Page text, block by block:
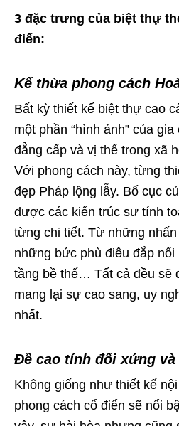
3 đặc trưng của biệt thự
điển:
Kế thừa phong cách
Bất kỳ thiết kế biệt thự cao
một phần “hình ảnh” của
đẳng cấp và vị thế trong xã
Với phong cách này, từng
đẹp Pháp lộng lẫy. Bố cục
được các kiến trúc sư tính
từng chi tiết. Từ những
những bức phù điêu đắp
tầng bề thế… Tất cả đều sẽ
mang lại sự cao sang, uy
nhất.
Đề cao tính đối xứng và
Không giống như thiết kế
phong cách cổ điển sẽ nổi